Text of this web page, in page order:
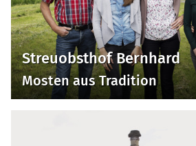
Streuobsthof Bernhard
Mosten aus Tradition